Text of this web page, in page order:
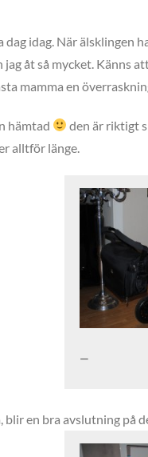
idag. När älsklingen
jag åt så mycket. Känns
mamma en
hämtad
den är riktigt
alltför länge.
blir en bra avslutning på